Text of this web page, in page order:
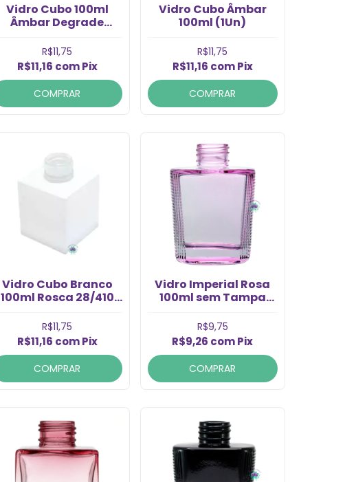
Vidro Cubo 100ml
mbar Degrade
R$11,75
R$11,16 com Pix
COMPRAR
Vidro Cubo Âmbar
100ml (1Un)
R$11,75
R$11,16 comPix
COMPRAR
Vidro Cubo Branco
100ml Rosca 28/410
R$11,75
R$11,16 com Pix
COMPRAR
Vidro Imperial Rosa
100ml sem Tampa
R$9,75
R$9,26 comPix
COMPRAR